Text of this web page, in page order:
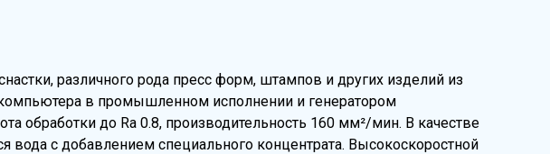
различного рода пресс форм, штампов и других изделий из
в промышленном исполнении и генератором
обработки до Ra 0.8, производительность 160 мм²/мин. В качестве
вода с добавлением специального концентрата. Высокоскоростной